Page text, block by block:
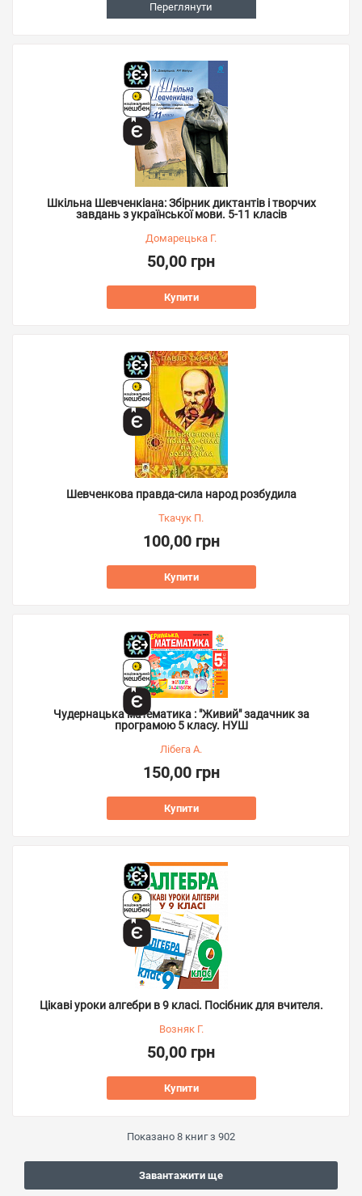
Переглянути
Шкільна Шевченкіана: Збірник диктантів і творчих
завдань з української мови. 5-11 класів
Домарецька Г.
50,00 грн
Купити
Шевченкова правда-сила народ розбудила
Ткачук П.
100,00 грн
Купити
Чудернацька математика : "Живий" задачник за
програмою 5 класу. НУШ
Лібега А.
150,00 грн
Купити
Цікаві уроки алгебри в 9 класі. Посібник для вчителя.
Возняк Г.
50,00 грн
Купити
Показано 8 книг з 902
Завантажити ще